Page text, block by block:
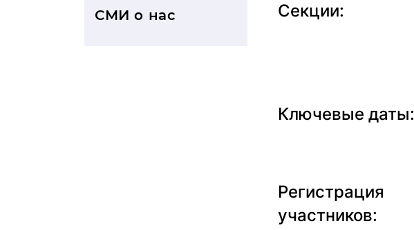
СМИ о нас Секции:
Ключевые даты:
Регистрация
участников: